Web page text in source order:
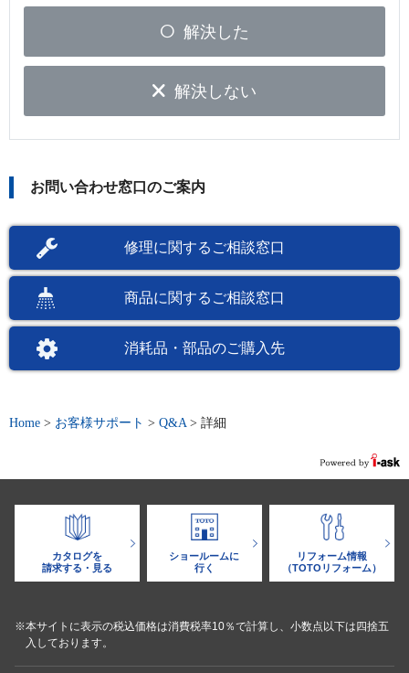
解決した
解決しない
お問い合わせ窓口のご案内
修理に関するご相談窓口
商品に関するご相談窓口
消耗品・部品のご購入先
Home > お客様サポート > Q&A > 詳細
カタログを
請求する・見る
ショールームに
行く
リフォーム情報
（TOTOリフォーム）
※本サイトに表示の税込価格は消費税率10％で計算し、小数点以下は四捨五
入しております。